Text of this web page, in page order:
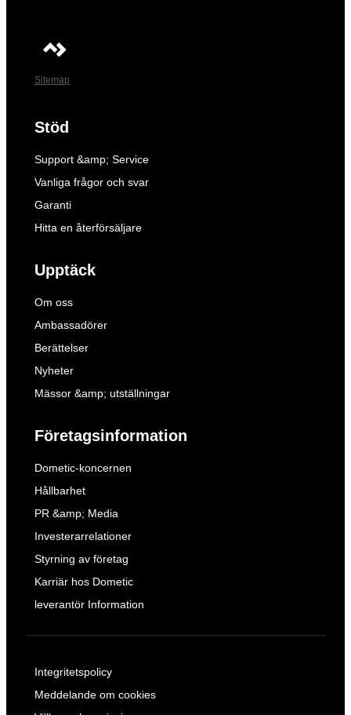
Sitemap
Stöd
Support &amp; Service
Vanliga frågor och svar
Garanti
Hitta en återförsäljare
Upptäck
Om oss
Ambassadörer
Berättelser
Nyheter
Mässor &amp; utställningar
Företagsinformation
Dometic-koncernen
Hållbarhet
PR &amp; Media
Investerarrelationer
Styrning av företag
Karriär hos Dometic
leverantör Information
Integritetspolicy
Meddelande om cookies